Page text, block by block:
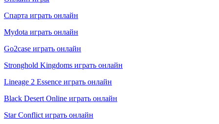
Спарта играть онлайн
Mydota играть онлайн
Go2case играть онлайн
Stronghold Kingdoms играть онлайн
Lineage 2 Essence играть онлайн
Black Desert Online играть онлайн
Star Conflict играть онлайн